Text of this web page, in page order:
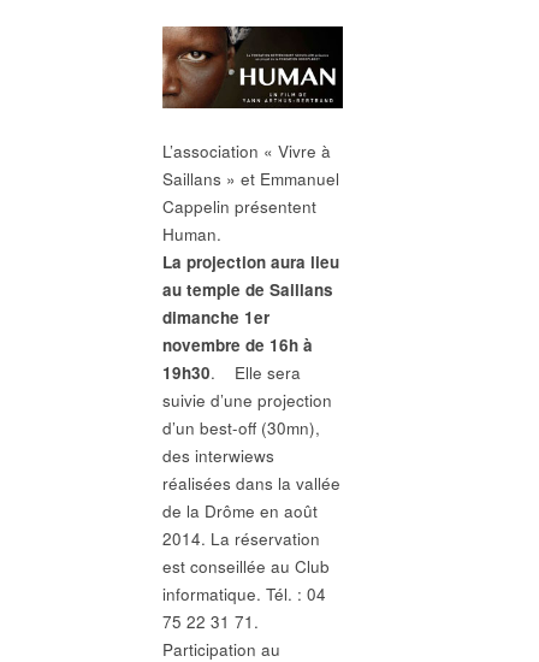
L’association « Vivre à
Saillans » et Emmanuel
Cappelin présentent
Human.
La projection aura lieu
au temple de Saillans
dimanche 1er
novembre de 16h à
19h30. Elle sera
suivie d’une projection
d’un best-off (30mn),
des interwiews
réalisées dans la vallée
de la Drôme en août
2014. La réservation
est conseillée au Club
informatique. Tél. : 04
75 22 31 71.
Participation au